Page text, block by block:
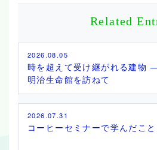
Related
2026.08.05
時を超えて受け継がれる建物
明治生命館を訪ねて
2026.07.31
コーヒーセミナーで学んだこと